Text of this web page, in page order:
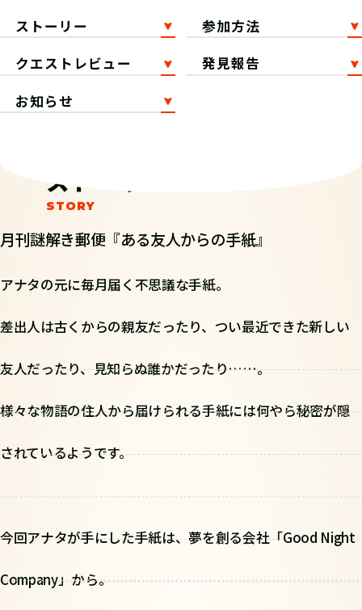
ストーリー
参加方法
クエストレビュー
発見報告
お知らせ
ストーリー
月刊謎解き郵便『ある友人からの手紙』
アナタの元に毎月届く不思議な手紙。
差出人は古くからの親友だったり、つい最近できた新しい
友人だったり、見知らぬ誰かだったり……。
様々な物語の住人から届けられる手紙には何やら秘密が隠
されているようです。
今回アナタが手にした手紙は、夢を創る会社「Good Night
Company」から。